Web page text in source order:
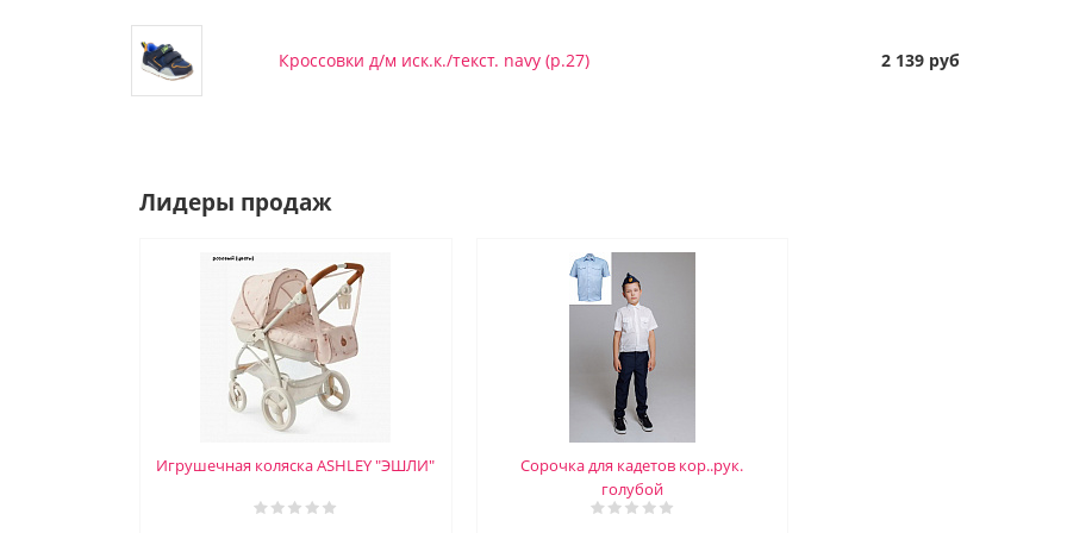
Кроссовки д/м иск.к./текст. navy (р.27) 2 139 руб
Лидеры продаж
Игрушечная коляска ASHLEY "ЭШЛИ"
Сорочка для кадетов кор..рук.
голубой